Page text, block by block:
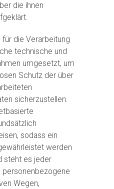
die ihnen
für die Verarbeitung
technische und
umgesetzt, um
Schutz der über
sicherzustellen.
sodass ein
werden
steht es jeder
personenbezogene
Wegen,